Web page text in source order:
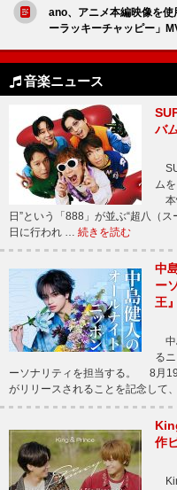
ano、アニメ本編映像を
ーラッキーチャッピー」
音楽ニュース
バ
ム
本
日”という「888」が並ぶ“超八（
日に行われ … 続きを読む
中
ー
王
中
る
ーソナリティを担当する。 8月19
がリリースされることを記念して
作